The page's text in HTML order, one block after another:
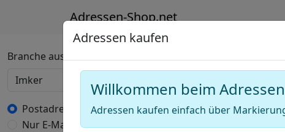
Adressen-Shop.net
Branche auswählen
Postadressen
Nur E-Mail-Adressen
Deutschland Karte
+
−
Adressen kaufen
Willkommen beim
Adressen kaufen einfach über